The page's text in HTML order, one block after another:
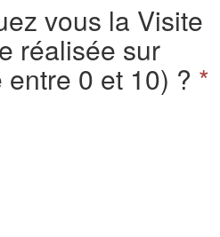
vous la Visite
réalisée sur
0 et 10) ? *